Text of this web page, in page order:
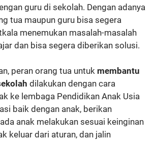
guru di sekolah. Dengan adanya
tua maupun guru bisa segera
menemukan masalah-masalah
dan bisa segera diberikan solusi.
peran orang tua untuk membantu
dilakukan dengan cara
ke lembaga Pendidikan Anak Usia
baik dengan anak, berikan
anak melakukan sesuai keinginan
keluar dari aturan, dan jalin